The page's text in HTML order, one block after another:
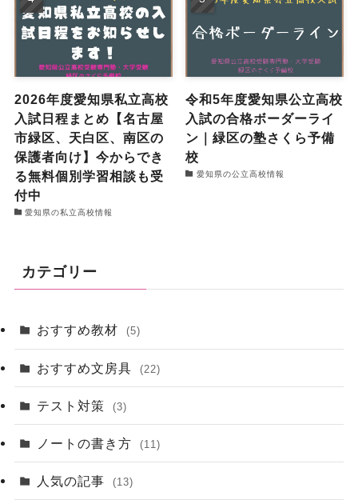
2026年度愛知県私立高校
入試日程まとめ【名古屋
市緑区、天白区、南区の
保護者向け】今からでき
る無料個別学習相談も受
付中
愛知県の私立高校情報
令和5年度愛知県公立高校
入試の合格ボーダーライ
ン｜緑区の塾さくら予備
校
愛知県の公立高校情報
カテゴリー
おすすめ教材 (5)
おすすめ文房具 (22)
テスト対策 (3)
ノートの書き方 (11)
人気の記事 (13)